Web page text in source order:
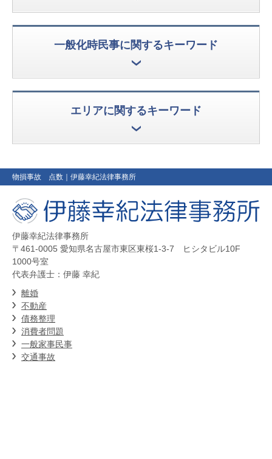
一般化時民事に関するキーワード
エリアに関するキーワード
物損事故 点数 ｜伊藤幸紀法律事務所
伊藤幸紀法律事務所
〒461-0005 愛知県名古屋市東区東桜1-3-7 ヒシタビル10F
1000号室
代表弁護士：伊藤 幸紀
離婚
不動産
債務整理
消費者問題
一般家事民事
交通事故